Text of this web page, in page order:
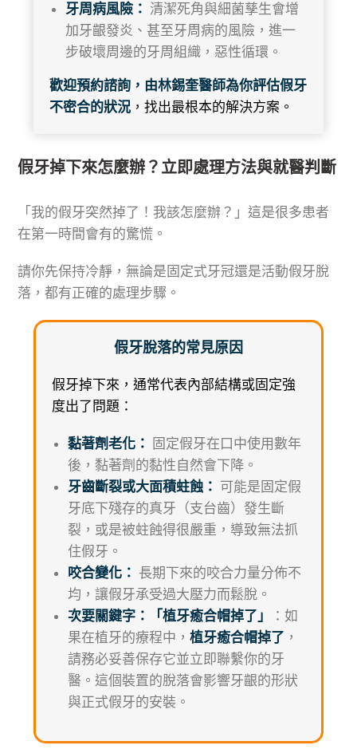
牙周病風險： 清潔死角與細菌孳生會增
加牙齦發炎、甚至牙周病的風險，進一
步破壞周邊的牙周組織，惡性循環。
歡迎預約諮詢，由林錫奎醫師為你評估假牙
不密合的狀況 ，找出最根本的解決方案。
假牙掉下來怎麼辦？立即處理方法與就醫判斷
「我的假牙突然掉了！我該怎麼辦？」這是很多患者
在第一時間會有的驚慌。
請你先保持冷靜，無論是固定式牙冠還是活動假牙脫
落，都有正確的處理步驟。
假牙脫落的常見原因
假牙掉下來，通常代表內部結構或固定強
度出了問題：
黏著劑老化：
固定假牙在口中使用數年
後，黏著劑的黏性自然會下降。
牙齒斷裂或大面積蛀蝕： 可能是固定假
牙底下殘存的真牙（支台齒）發生斷
裂，或是被蛀蝕得很嚴重，導致無法抓
住假牙。
咬合變化： 長期下來的咬合力量分佈不
均，讓假牙承受過大壓力而鬆脫。
次要關鍵字：「植牙癒合帽掉了」
：如
果在植牙的療程中，植牙癒合帽掉了 ，
請務必妥善保存它並立即聯繫你的牙
醫。這個裝置的脫落會影響牙齦的形狀
與正式假牙的安裝。